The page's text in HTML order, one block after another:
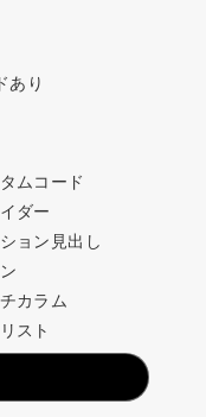
あり
ムコード
ダー
ョン見出し
カラム
スト